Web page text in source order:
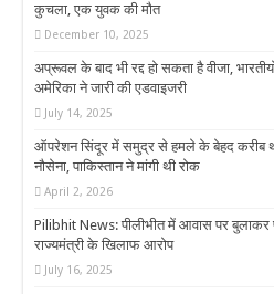
कुचला, एक युवक की मौत
December 10, 2025
अप्रूवल के बाद भी रद्द हो सकता है वीजा,
अमेरिका ने जारी की एडवाइजरी
July 14, 2025
ऑपरेशन सिंदूर में समुद्र से हमले के बेहद करीब
नौसेना, पाकिस्तान ने मांगी थी रोक
April 2, 2026
Pilibhit News: पीलीभीत में आवास पर बुलाकर
राज्यमंत्री के खिलाफ आरोप
July 16, 2025